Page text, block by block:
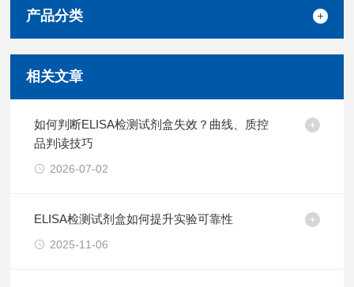
产品分类
相关文章
如何判断ELISA检测试剂盒失效？曲线、质控
品判读技巧
2026-07-02
ELISA检测试剂盒如何提升实验可靠性
2025-11-06